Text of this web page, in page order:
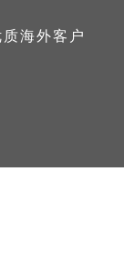
海外客户